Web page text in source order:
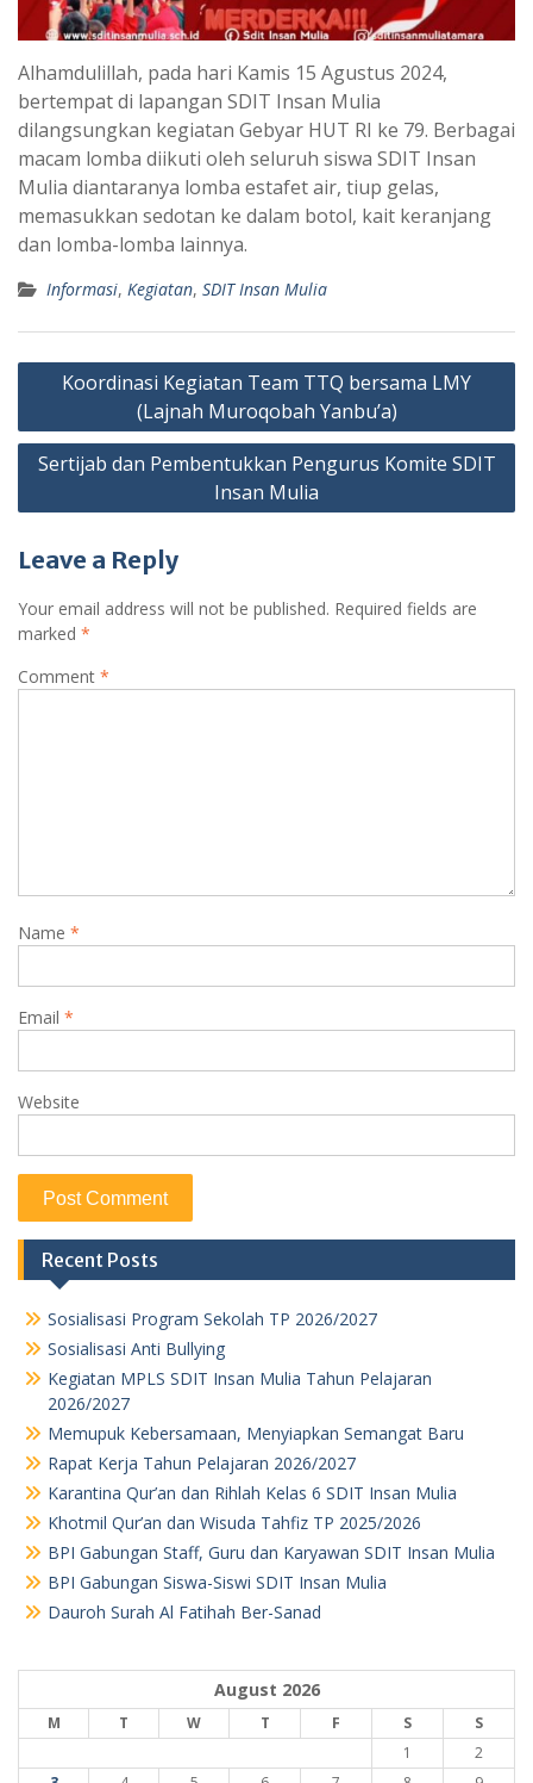
Alhamdulillah, pada hari Kamis 15 Agustus 2024,
bertempat di lapangan SDIT Insan Mulia
dilangsungkan kegiatan Gebyar HUT RI ke 79. Berbagai
macam lomba diikuti oleh seluruh siswa SDIT Insan
Mulia diantaranya lomba estafet air, tiup gelas,
memasukkan sedotan ke dalam botol, kait keranjang
dan lomba-lomba lainnya.
Informasi, Kegiatan, SDIT Insan Mulia
Post
navigation
Koordinasi Kegiatan Team TTQ bersama LMY
(Lajnah Muroqobah Yanbu’a)
Sertijab dan Pembentukkan Pengurus Komite SDIT
Insan Mulia
Leave a Reply
Your email address will not be published. Required fields are
marked *
Comment *
Name *
Email *
Website
Recent Posts
Sosialisasi Program Sekolah TP 2026/2027
Sosialisasi Anti Bullying
Kegiatan MPLS SDIT Insan Mulia Tahun Pelajaran
2026/2027
Memupuk Kebersamaan, Menyiapkan Semangat Baru
Rapat Kerja Tahun Pelajaran 2026/2027
Karantina Qur’an dan Rihlah Kelas 6 SDIT Insan Mulia
Khotmil Qur’an dan Wisuda Tahfiz TP 2025/2026
BPI Gabungan Staff, Guru dan Karyawan SDIT Insan Mulia
BPI Gabungan Siswa-Siswi SDIT Insan Mulia
Dauroh Surah Al Fatihah Ber-Sanad
August 2026
M T W T F S
S
1
2